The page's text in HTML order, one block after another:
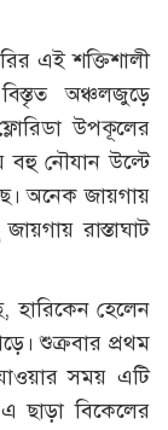
এই শক্তিশালী
অঞ্চলজুড়ে
উপকূলের
বহু নৌযান উল্টে
অনেক জায়গায়
রাস্তাঘাট
হারিকেন হেলেন
শুক্রবার প্রথম
সময় এটি
ছাড়া বিকেলের